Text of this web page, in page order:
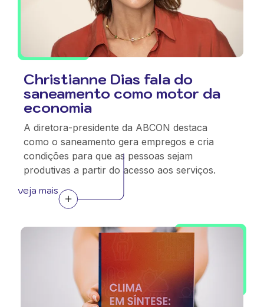
Christianne Dias fala do
saneamento como motor da
economia
A diretora-presidente da ABCON destaca
como o saneamento gera empregos e cria
condições para que as pessoas sejam
produtivas a partir do acesso aos serviços.
veja mais